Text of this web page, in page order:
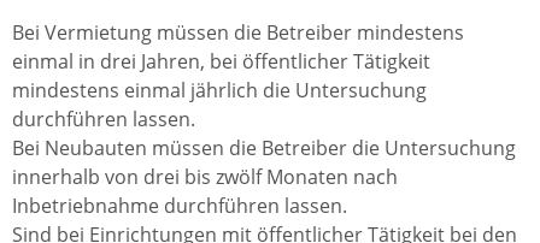
Bei Vermietung müssen die Betreiber mindestens
einmal in drei Jahren, bei öffentlicher Tätigkeit
mindestens einmal jährlich die Untersuchung
durchführen lassen.
Bei Neubauten müssen die Betreiber die Untersuchung
innerhalb von drei bis zwölf Monaten nach
Inbetriebnahme durchführen lassen.
Sind bei Einrichtungen mit öffentlicher Tätigkeit bei den